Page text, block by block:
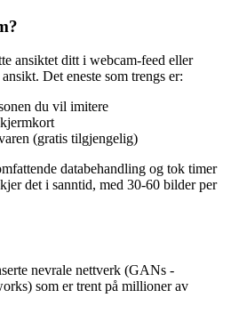
ansiktet ditt i webcam-feed eller
Det eneste som trengs er:
du vil imitere
(gratis tilgjengelig)
databehandling og tok timer
det i sanntid, med 30-60 bilder per
nevrale nettverk (GANs -
som er trent på millioner av